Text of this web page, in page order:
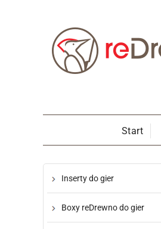
Start
Inserty do gier
Boxy reDrewno do gier